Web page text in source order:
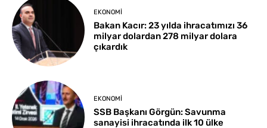
EKONOMI
Bakan Kacır: 23 yılda ihracatımızı 36
milyar dolardan 278 milyar dolara
çıkardık
EKONOMI
SSB Başkanı Görgün: Savunma
sanayisi ihracatında ilk 10 ülke